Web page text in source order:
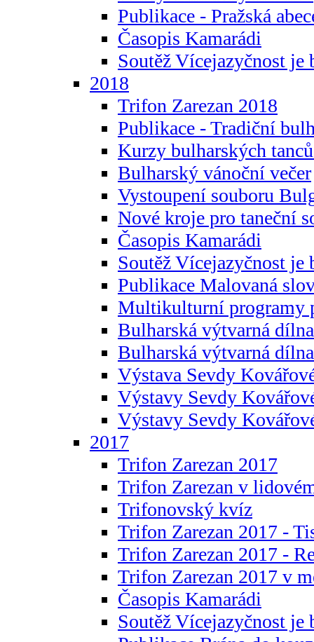
Publikace - Pražská
Časopis Kamarádi
Soutěž Vícejazyčnost je
2018
Trifon Zarezan 2018
Publikace - Tradiční
Kurzy bulharských
Bulharský vánoční večer
Vystoupení souboru
Nové kroje pro taneční
Časopis Kamarádi
Soutěž Vícejazyčnost je
Publikace Malovaná
Multikulturní programy
Bulharská výtvarná
Bulharská výtvarná
Výstava Sevdy
Výstavy Sevdy
Výstavy Sevdy
2017
Trifon Zarezan 2017
Trifon Zarezan v
Trifonovský kvíz
Trifon Zarezan 2017 -
Trifon Zarezan 2017 -
Trifon Zarezan 2017 v
Časopis Kamarádi
Soutěž Vícejazyčnost je